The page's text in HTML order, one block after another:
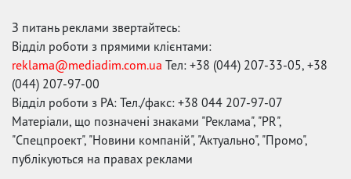
З питань реклами звертайтесь:
Відділ роботи з прямими клієнтами:
reklama@mediadim.com.ua Тел: +38 (044) 207-33-05, +38
(044) 207-97-00
Відділ роботи з РА: Тел./факс: +38 044 207-97-07
Матеріали, що позначені знаками "Реклама", "PR",
"Спецпроект", "Новини компаній", "Актуально", "Промо",
публікуються на правах реклами